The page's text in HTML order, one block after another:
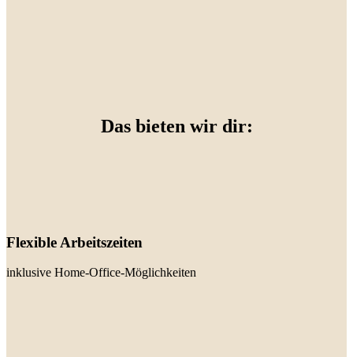
Das bieten wir dir:
Flexible Arbeitszeiten
inklusive Home-Office-Möglichkeiten